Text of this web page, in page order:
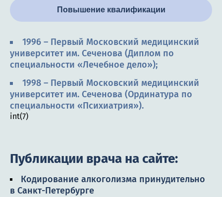
Повышение квалификации
1996 – Первый Московский медицинский
университет им. Сеченова (Диплом по
специальности «Лечебное дело»);
1998 – Первый Московский медицинский
университет им. Сеченова (Ординатура по
специальности «Психиатрия»).
int(7)
Публикации врача на сайте:
Кодирование алкоголизма принудительно
в Санкт-Петербурге